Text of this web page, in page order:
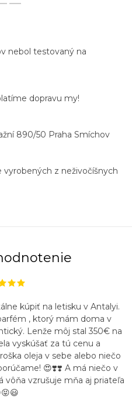
nebol testovaný na
dopravu my!
890/50 Praha Smíchov
vyrobených z neživočíšnych
kúpiť na letisku v Antalyi.
, ktorý mám doma v
Lenže môj stal 350€ na
vyskúšať za tú cenu a
oleja v sebe alebo niečo
😍❣️❣️ A má niečo v
vôňa vzrušuje mňa aj priateľa